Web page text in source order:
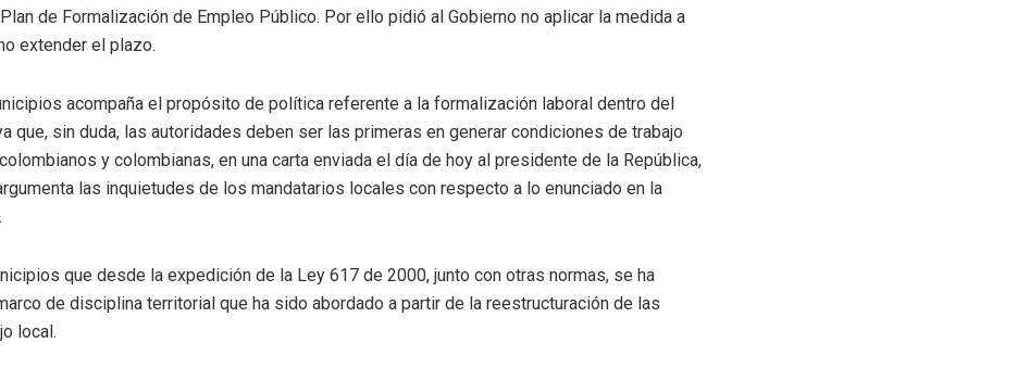
de Formalización de Empleo Público. Por ello pidió al Gobierno no aplicar la medida a
extender el plazo.
acompaña el propósito de política referente a la formalización laboral dentro del
que, sin duda, las autoridades deben ser las primeras en generar condiciones de trabajo
y colombianas, en una carta enviada el día de hoy al presidente de la República,
las inquietudes de los mandatarios locales con respecto a lo enunciado en la
que desde la expedición de la Ley 617 de 2000, junto con otras normas, se ha
de disciplina territorial que ha sido abordado a partir de la reestructuración de las
local.